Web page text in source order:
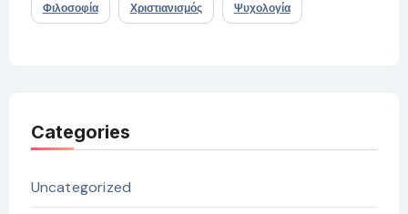
Φιλοσοφία Χριστιανισμός Ψυχολογία
Categories
Uncategorized